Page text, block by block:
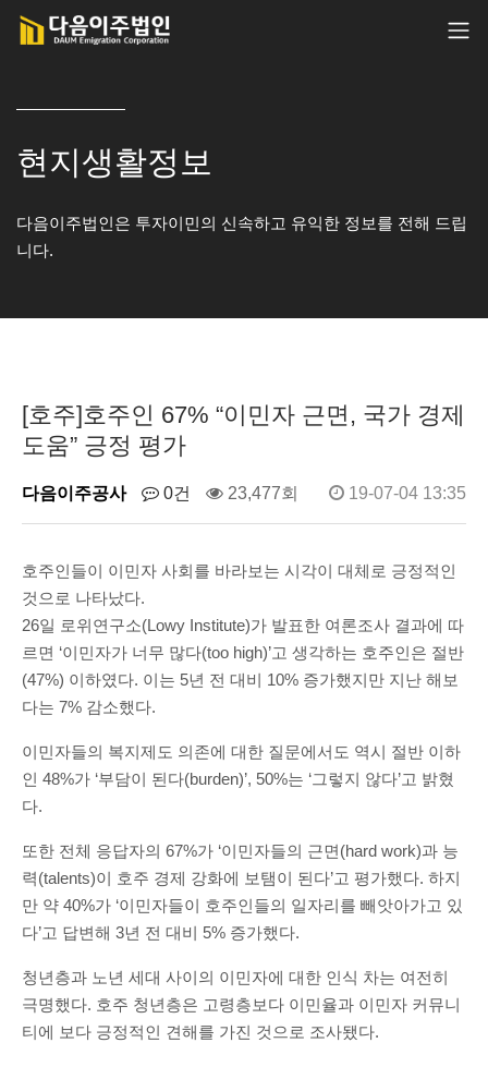
현지생활정보
다음이주법인은 투자이민의 신속하고 유익한 정보를 전해 드립
니다.
[호주]호주인 67% “이민자 근면, 국가 경제
도움” 긍정 평가
다음이주공사 0건 23,477회 19-07-04 13:35
호주인들이 이민자 사회를 바라보는 시각이 대체로 긍정적인
것으로 나타났다.
26일 로위연구소(Lowy Institute)가 발표한 여론조사 결과에 따
르면 ‘이민자가 너무 많다(too high)’고 생각하는 호주인은 절반
(47%) 이하였다. 이는 5년 전 대비 10% 증가했지만 지난 해보
다는 7% 감소했다.
이민자들의 복지제도 의존에 대한 질문에서도 역시 절반 이하
인 48%가 ‘부담이 된다(burden)’, 50%는 ‘그렇지 않다’고 밝혔
다.
또한 전체 응답자의 67%가 ‘이민자들의 근면(hard work)과 능
력(talents)이 호주 경제 강화에 보탬이 된다’고 평가했다. 하지
만 약 40%가 ‘이민자들이 호주인들의 일자리를 빼앗아가고 있
다’고 답변해 3년 전 대비 5% 증가했다.
청년층과 노년 세대 사이의 이민자에 대한 인식 차는 여전히
극명했다. 호주 청년층은 고령층보다 이민율과 이민자 커뮤니
티에 보다 긍정적인 견해를 가진 것으로 조사됐다.